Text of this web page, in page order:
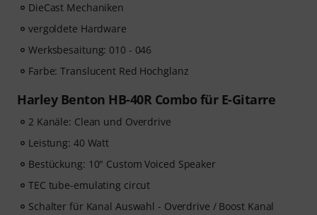
DieCast Mechaniken
vergoldete Hardware
Werksbesaitung: 010 - 046
Farbe: Translucent Red Hochglanz
Harley Benton HB-40R Combo für E-Gitarre
2 Kanäle: Clean und Overdrive
Leistung: 40 Watt
Bestückung: 10" Custom Voiced Speaker
TEC tube-emulating circut
Schalter für Kanal Auswahl - Overdrive / Boost Kanal